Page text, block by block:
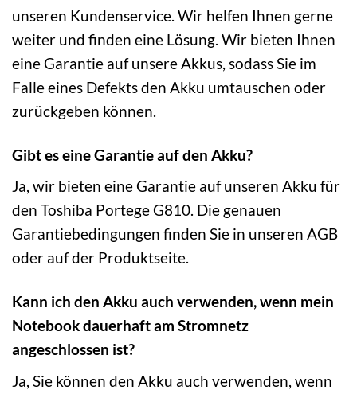
unseren Kundenservice. Wir helfen Ihnen gerne
weiter und finden eine Lösung. Wir bieten Ihnen
eine Garantie auf unsere Akkus, sodass Sie im
Falle eines Defekts den Akku umtauschen oder
zurückgeben können.
Gibt es eine Garantie auf den Akku?
Ja, wir bieten eine Garantie auf unseren Akku für
den Toshiba Portege G810. Die genauen
Garantiebedingungen finden Sie in unseren AGB
oder auf der Produktseite.
Kann ich den Akku auch verwenden, wenn mein
Notebook dauerhaft am Stromnetz
angeschlossen ist?
Ja, Sie können den Akku auch verwenden, wenn